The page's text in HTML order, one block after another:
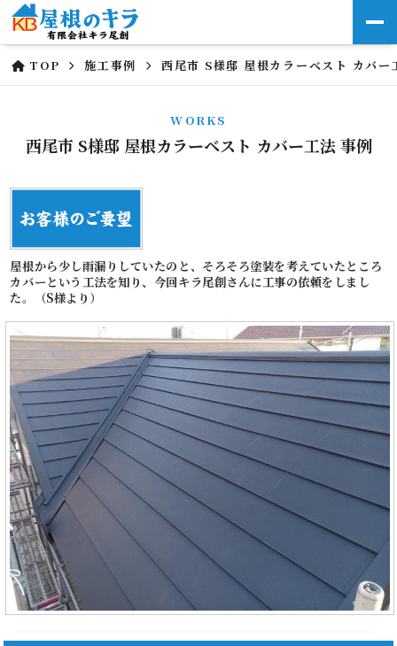
TOP 施工事例 西尾市 S様邸 屋根カラーベスト カバー
WORKS
西尾市 S様邸 屋根カラーベスト カバー工法 事例
屋根から少し雨漏りしていたのと、そろそろ塗装を考えていたところ
カバーという工法を知り、今回キラ尾創さんに工事の依頼をしまし
た。（S様より）